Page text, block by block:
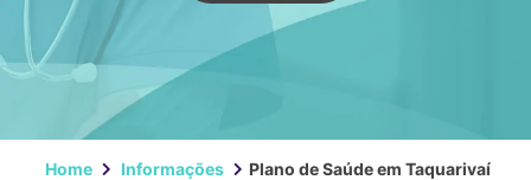
Home Informações Plano de Saúde em Taquarivaí